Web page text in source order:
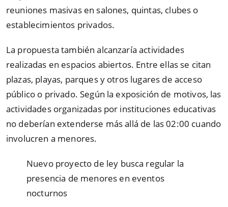
reuniones masivas en salones, quintas, clubes o
establecimientos privados.
La propuesta también alcanzaría actividades
realizadas en espacios abiertos. Entre ellas se citan
plazas, playas, parques y otros lugares de acceso
público o privado. Según la exposición de motivos, las
actividades organizadas por instituciones educativas
no deberían extenderse más allá de las 02:00 cuando
involucren a menores.
Nuevo proyecto de ley busca regular la
presencia de menores en eventos
nocturnos